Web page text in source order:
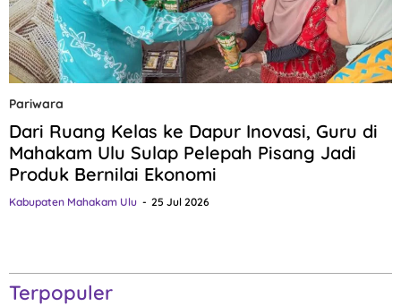
Pariwara
Dari Ruang Kelas ke Dapur Inovasi, Guru di
Mahakam Ulu Sulap Pelepah Pisang Jadi
Produk Bernilai Ekonomi
Kabupaten Mahakam Ulu 25 Jul 2026
Terpopuler